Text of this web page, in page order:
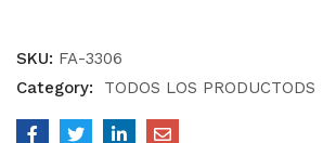
SKU: FA-3306
Category:
TODOS LOS PRODUCTODS